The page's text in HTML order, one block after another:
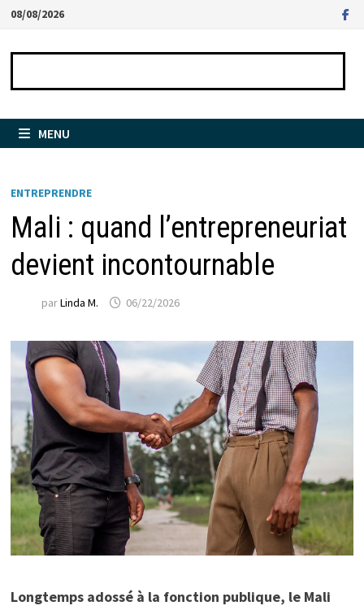
Passer
contenu
08/08/2026
MENU
ENTREPRENDRE
Mali : quand l’entrepreneuriat
devient incontournable
parLinda M. 06/22/2026
Longtemps adossé à la fonction publique, le Mali